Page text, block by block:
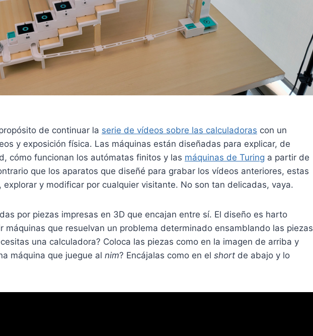
de continuar la serie de vídeos sobre las calculadoras con un
y exposición física. Las máquinas están diseñadas para explicar, de
cómo funcionan los autómatas finitos y las máquinas de Turing a partir de
que los aparatos que diseñé para grabar los vídeos anteriores, estas
explorar y modificar por cualquier visitante. No son tan delicadas, vaya.
por piezas impresas en 3D que encajan entre sí. El diseño es harto
máquinas que resuelvan un problema determinado ensamblando las piezas
una calculadora? Coloca las piezas como en la imagen de arriba y
máquina que juegue al nim? Encájalas como en el short de abajo y lo